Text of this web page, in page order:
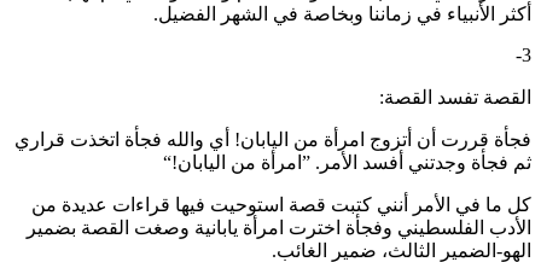
أكثر الأنبياء في زماننا وبخاصة في الشهر الفضيل.
3-
القصة تفسد القصة:
فجأة قررت أن أتزوج امرأة من اليابان! أي والله فجأة اتخذت قراري
ثم فجأة وجدتني أفسد الأمر. ”امرأة من اليابان!“
كل ما في الأمر أنني كتبت قصة استوحيت فيها قراءات عديدة من
الأدب الفلسطيني وفجأة اخترت امرأة يابانية وصغت القصة بضمير
الهو-الضمير الثالث، ضمير الغائب.